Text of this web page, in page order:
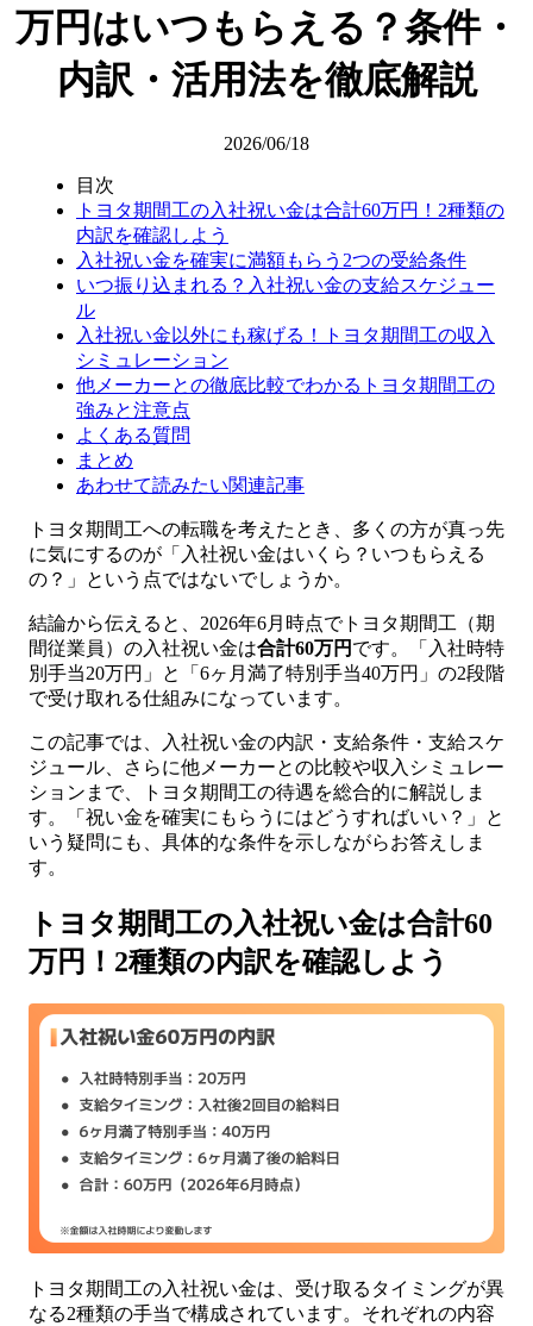
万円はいつもらえる？条件・
内訳・活用法を徹底解説
2026/06/18
目次
トヨタ期間工の入社祝い金は合計60万円！2種類の
内訳を確認しよう
入社祝い金を確実に満額もらう2つの受給条件
いつ振り込まれる？入社祝い金の支給スケジュー
ル
入社祝い金以外にも稼げる！トヨタ期間工の収入
シミュレーション
他メーカーとの徹底比較でわかるトヨタ期間工の
強みと注意点
よくある質問
まとめ
あわせて読みたい関連記事
トヨタ期間工への転職を考えたとき、多くの方が真っ先
に気にするのが「入社祝い金はいくら？いつもらえる
の？」という点ではないでしょうか。
結論から伝えると、2026年6月時点でトヨタ期間工（期
間従業員）の入社祝い金は合計60万円 です。「入社時特
別手当20万円」と「6ヶ月満了特別手当40万円」の2段階
で受け取れる仕組みになっています。
この記事では、入社祝い金の内訳・支給条件・支給スケ
ジュール、さらに他メーカーとの比較や収入シミュレー
ションまで、トヨタ期間工の待遇を総合的に解説しま
す。「祝い金を確実にもらうにはどうすればいい？」と
いう疑問にも、具体的な条件を示しながらお答えしま
す。
トヨタ期間工の入社祝い金は合計60
万円！2種類の内訳を確認しよう
トヨタ期間工の入社祝い金は、受け取るタイミングが異
なる2種類の手当で構成されています。それぞれの内容